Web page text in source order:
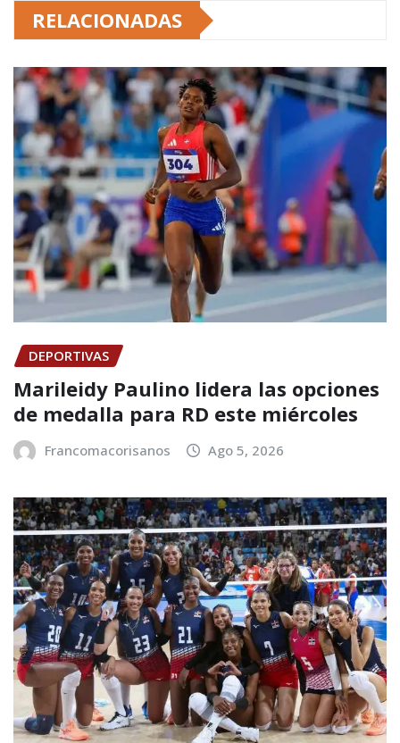
RELACIONADAS
DEPORTIVAS
Marileidy Paulino lidera las opciones
de medalla para RD este miércoles
Francomacorisanos Ago 5, 2026